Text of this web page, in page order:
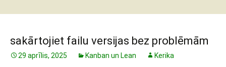
sakārtojiet failu versijas bez problēmām
29 aprīlis, 2025 Kanban un Lean Kerika